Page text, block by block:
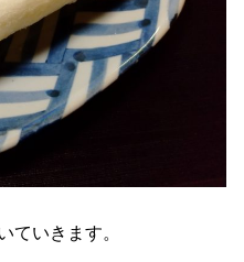
ていきます。